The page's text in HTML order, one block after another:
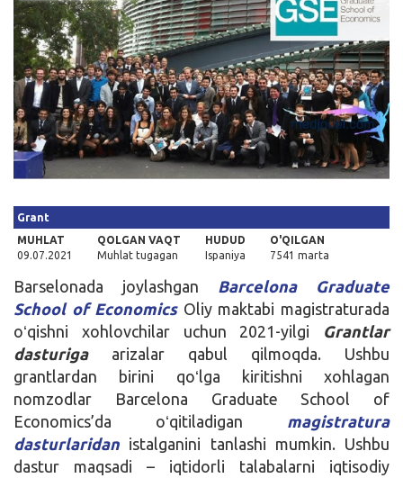
Qidirish
Kirish
Grant
MUHLAT
09.07.2021
QOLGAN VAQT
Muhlat tugagan
HUDUD
Ispaniya
O'QILGAN
7541 marta
Barselonada joylashgan Barcelona Graduate
School of EconomicsOliy maktabi magistraturada
oʻqishni xohlovchilar uchun 2021-yilgi Grantlar
dasturigaarizalar qabul qilmoqda. Ushbu
grantlardan birini qoʻlga kiritishni xohlagan
nomzodlar Barcelona Graduate School of
Economics’da oʻqitiladigan magistratura
dasturlaridan istalganini tanlashi mumkin. Ushbu
dastur maqsadi – iqtidorli talabalarni iqtisodiy